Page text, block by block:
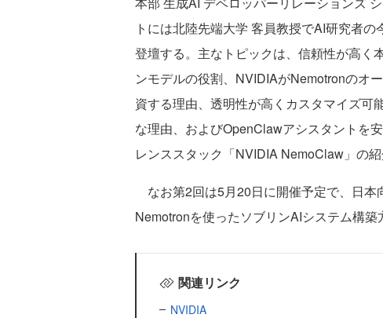
トには北陸先端大学 客員教授でAI研究者
登壇する。主なトピックは、信頼性が高く
ンモデルの役割、NVIDIAがNemotronのオ
資する理由、透明性が高くカスタマイズ可
な理由、およびOpenClawアシスタントを
レンススタック「NVIDIA NemoClaw」の紹
なお第2回は5月20日に開催予定で、日本
Nemotronを使ったソブリンAIシステム構築
関連リンク
NVIDIA